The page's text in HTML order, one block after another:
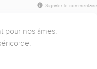
Signaler le commentaire
pour nos âmes.